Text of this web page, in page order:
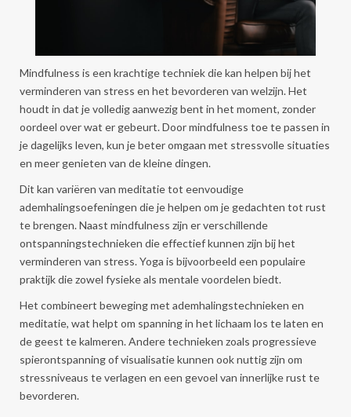
Mindfulness is een krachtige techniek die kan helpen bij het
verminderen van stress en het bevorderen van welzijn. Het
houdt in dat je volledig aanwezig bent in het moment, zonder
oordeel over wat er gebeurt. Door mindfulness toe te passen in
je dagelijks leven, kun je beter omgaan met stressvolle situaties
en meer genieten van de kleine dingen.
Dit kan variëren van meditatie tot eenvoudige
ademhalingsoefeningen die je helpen om je gedachten tot rust
te brengen. Naast mindfulness zijn er verschillende
ontspanningstechnieken die effectief kunnen zijn bij het
verminderen van stress. Yoga is bijvoorbeeld een populaire
praktijk die zowel fysieke als mentale voordelen biedt.
Het combineert beweging met ademhalingstechnieken en
meditatie, wat helpt om spanning in het lichaam los te laten en
de geest te kalmeren. Andere technieken zoals progressieve
spierontspanning of visualisatie kunnen ook nuttig zijn om
stressniveaus te verlagen en een gevoel van innerlijke rust te
bevorderen.